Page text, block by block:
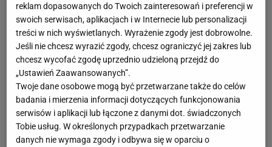
reklam dopasowanych do Twoich zainteresowań i preferencji w
swoich serwisach, aplikacjach i w Internecie lub personalizacji
treści w nich wyświetlanych. Wyrażenie zgody jest dobrowolne.
Jeśli nie chcesz wyrazić zgody, chcesz ograniczyć jej zakres lub
chcesz wycofać zgodę uprzednio udzieloną przejdź do
„Ustawień Zaawansowanych”.
Twoje dane osobowe mogą być przetwarzane także do celów
badania i mierzenia informacji dotyczących funkcjonowania
serwisów i aplikacji lub łączone z danymi dot. świadczonych
Tobie usług. W określonych przypadkach przetwarzanie
danych nie wymaga zgody i odbywa się w oparciu o